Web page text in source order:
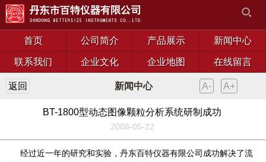
首页 公司简介 产品展示 新闻中心
联系我们 企业文化 企业地图 在线留言
返回 新闻中心 A- A+
BT-1800型动态图像颗粒分析系统研制成功
2008-05-22
经过近一年的研究和实验，丹东百特仪器有限公司成功解决了流